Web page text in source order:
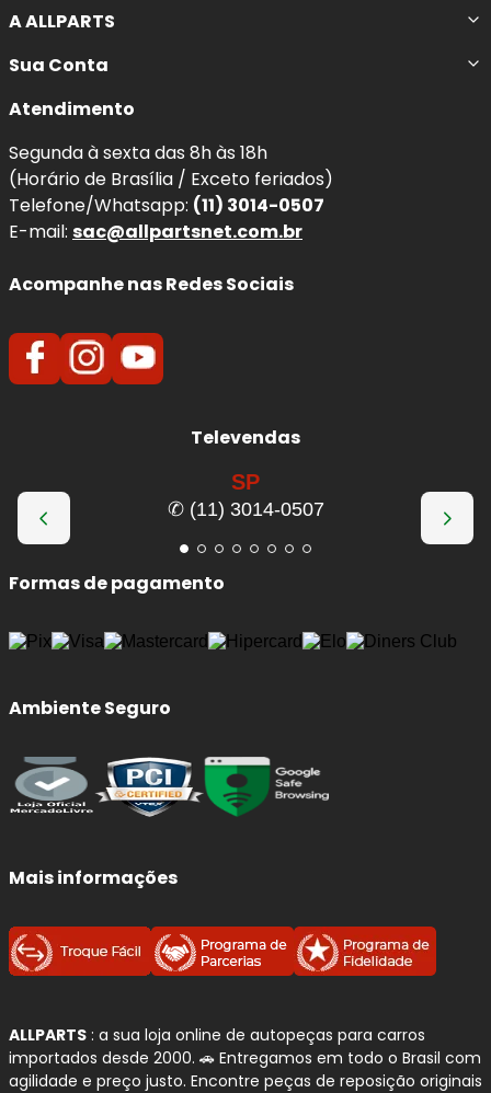
A ALLPARTS
Sua Conta
Atendimento
Segunda à sexta das 8h às 18h
(Horário de Brasília / Exceto feriados)
Telefone/Whatsapp: (11) 3014-0507
E-mail: sac@allpartsnet.com.br
Acompanhe nas Redes Sociais
Televendas
SP
✆ (11) 3014-0507
Formas de pagamento
Ambiente Seguro
Mais informações
ALLPARTS : a sua loja online de autopeças para carros
importados desde 2000. 🚗 Entregamos em todo o Brasil com
agilidade e preço justo. Encontre peças de reposição originais